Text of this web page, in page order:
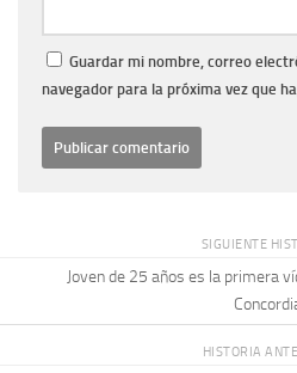
Guardar mi nombre, correo
navegador para la próxima vez que
SIGUIENTE
Joven de 25 años es la primera
HISTORIA